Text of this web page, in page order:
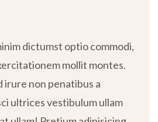
dictumst optio commodi,
mollit montes.
irure non penatibus a
ultrices vestibulum ullam